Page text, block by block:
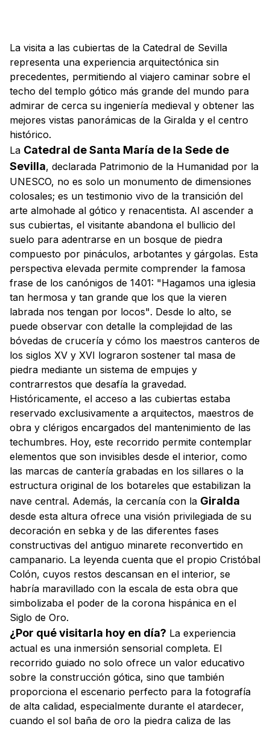
La visita a las cubiertas de la Catedral de Sevilla
representa una experiencia arquitectónica sin
precedentes, permitiendo al viajero caminar sobre el
techo del templo gótico más grande del mundo para
admirar de cerca su ingeniería medieval y obtener las
mejores vistas panorámicas de la Giralda y el centro
histórico.
La Catedral de Santa María de la Sede de
Sevilla, declarada Patrimonio de la Humanidad por la
UNESCO, no es solo un monumento de dimensiones
colosales; es un testimonio vivo de la transición del
arte almohade al gótico y renacentista. Al ascender a
sus cubiertas, el visitante abandona el bullicio del
suelo para adentrarse en un bosque de piedra
compuesto por pináculos, arbotantes y gárgolas. Esta
perspectiva elevada permite comprender la famosa
frase de los canónigos de 1401: "Hagamos una iglesia
tan hermosa y tan grande que los que la vieren
labrada nos tengan por locos". Desde lo alto, se
puede observar con detalle la complejidad de las
bóvedas de crucería y cómo los maestros canteros de
los siglos XV y XVI lograron sostener tal masa de
piedra mediante un sistema de empujes y
contrarrestos que desafía la gravedad.
Históricamente, el acceso a las cubiertas estaba
reservado exclusivamente a arquitectos, maestros de
obra y clérigos encargados del mantenimiento de las
techumbres. Hoy, este recorrido permite contemplar
elementos que son invisibles desde el interior, como
las marcas de cantería grabadas en los sillares o la
estructura original de los botareles que estabilizan la
nave central. Además, la cercanía con la Giralda
desde esta altura ofrece una visión privilegiada de su
decoración en sebka y de las diferentes fases
constructivas del antiguo minarete reconvertido en
campanario. La leyenda cuenta que el propio Cristóbal
Colón, cuyos restos descansan en el interior, se
habría maravillado con la escala de esta obra que
simbolizaba el poder de la corona hispánica en el
Siglo de Oro.
¿Por qué visitarla hoy en día? La experiencia
actual es una inmersión sensorial completa. El
recorrido guiado no solo ofrece un valor educativo
sobre la construcción gótica, sino que también
proporciona el escenario perfecto para la fotografía
de alta calidad, especialmente durante el atardecer,
cuando el sol baña de oro la piedra caliza de las